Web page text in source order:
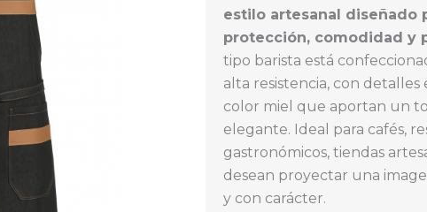
estilo artesanal diseñado
protección, comodidad y
tipo barista está
alta resistencia, con
color miel que aportan un
elegante. Ideal para cafés,
gastronómicos, tiendas
desean proyectar una
y con carácter.